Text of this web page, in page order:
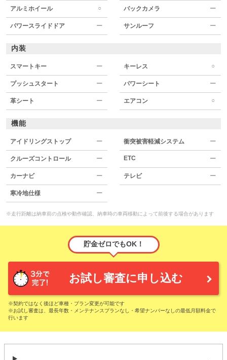
アルミホイール ○ バックカメラ ー
パワースライドドア ー サンルーフ ー
内装
スマートキー ー キーレス ○
プッシュスタート ー パワーシート ー
革シート ー エアコン ○
機能
アイドリングストップ ー 衝突被害軽減システム ー
クルーズコントロール ー ETC ー
カーナビ ー テレビ ー
寒冷地仕様 ー
※走行距離は納車前の点検や動作確認、納車時の車両移動によって前後する場合があります
貯金ゼロでもOK！
お試し審査に申し込む
※契約ではなく後ほど車種・プラン変更が可能です
※お試し審査は、最長年数・メンテナンスプランなし・希望ナンバーなしの最低月額料金で
行います